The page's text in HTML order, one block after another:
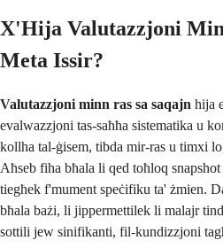
X'Hija Valutazzjoni
Meta Issir?
Valutazzjoni minn ras sa saqajn hija
evalwazzjoni tas-saħħa sistematika u
kollha tal-ġisem, tibda mir-ras u timxi
Aħseb fiha bħala li qed toħloq
tiegħek f'mument speċifiku ta' żmien.
bħala bażi, li jippermettilek li malajr
sottili jew sinifikanti, fil-kundizzjoni